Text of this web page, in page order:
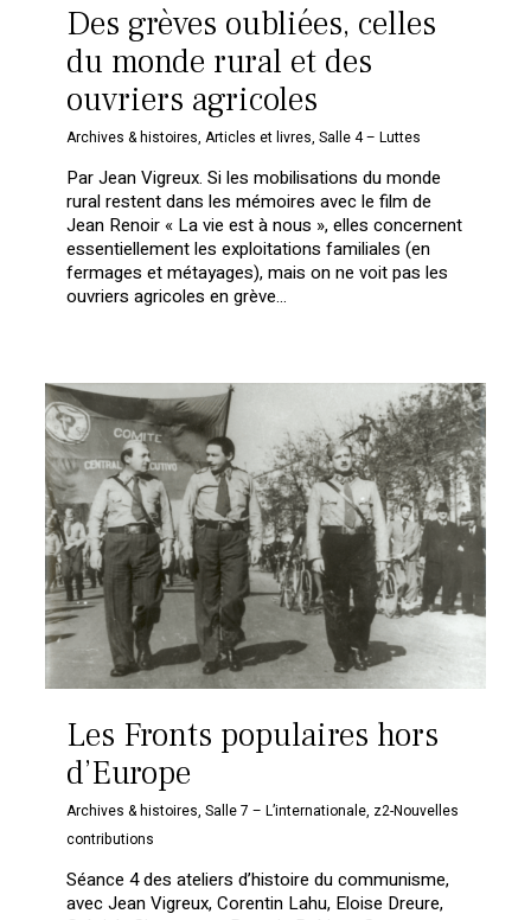
Des grèves oubliées, celles
du monde rural et des
ouvriers agricoles
Archives & histoires,Articles et livres,Salle 4 – Luttes
Par Jean Vigreux. Si les mobilisations du monde
rural restent dans les mémoires avec le film de
Jean Renoir « La vie est à nous », elles concernent
essentiellement les exploitations familiales (en
fermages et métayages), mais on ne voit pas les
ouvriers agricoles en grève…
Les Fronts populaires hors
d’Europe
Archives & histoires,Salle 7 – L’internationale, z2-Nouvelles
contributions
Séance 4 des ateliers d’histoire du communisme,
avec Jean Vigreux, Corentin Lahu, Eloise Dreure,